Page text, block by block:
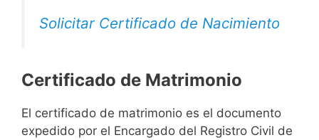
Solicitar Certificado de Nacimiento
Certificado de Matrimonio
El certificado de matrimonio es el documento
expedido por el Encargado del Registro Civil de